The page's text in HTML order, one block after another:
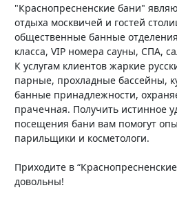
"Краснопресненские бани"
отдыха москвичей и гостей
общественные банные
класса, VIP номера сауны, СПА,
К услугам клиентов жаркие
парные, прохладные бассейны,
банные принадлежности,
прачечная. Получить истинное
посещения бани вам помогут
парильщики и косметологи.
Приходите в
довольны!